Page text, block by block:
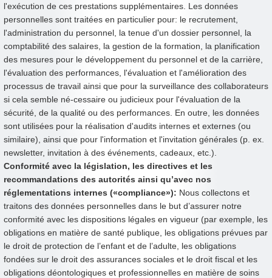
l'exécution de ces prestations supplémentaires. Les données
personnelles sont traitées en particulier pour: le recrutement,
l'administration du personnel, la tenue d'un dossier personnel, la
comptabilité des salaires, la gestion de la formation, la planification
des mesures pour le développement du personnel et de la carrière,
l'évaluation des performances, l'évaluation et l'amélioration des
processus de travail ainsi que pour la surveillance des collaborateurs
si cela semble né-cessaire ou judicieux pour l'évaluation de la
sécurité, de la qualité ou des performances. En outre, les données
sont utilisées pour la réalisation d'audits internes et externes (ou
similaire), ainsi que pour l'information et l'invitation générales (p. ex.
newsletter, invitation à des événements, cadeaux, etc.).
Conformité avec la législation, les directives et les
recommandations des autorités ainsi qu’avec nos
réglementations internes («compliance»): Nous collectons et
traitons des données personnelles dans le but d’assurer notre
conformité avec les dispositions légales en vigueur (par exemple, les
obligations en matière de santé publique, les obligations prévues par
le droit de protection de l’enfant et de l’adulte, les obligations
fondées sur le droit des assurances sociales et le droit fiscal et les
obligations déontologiques et professionnelles en matière de soins